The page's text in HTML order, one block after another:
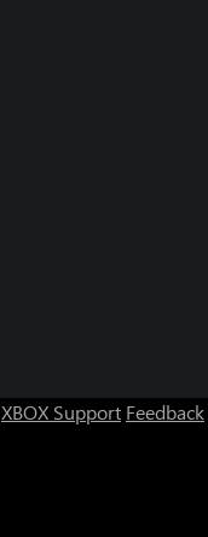
XBOX Support Feedback